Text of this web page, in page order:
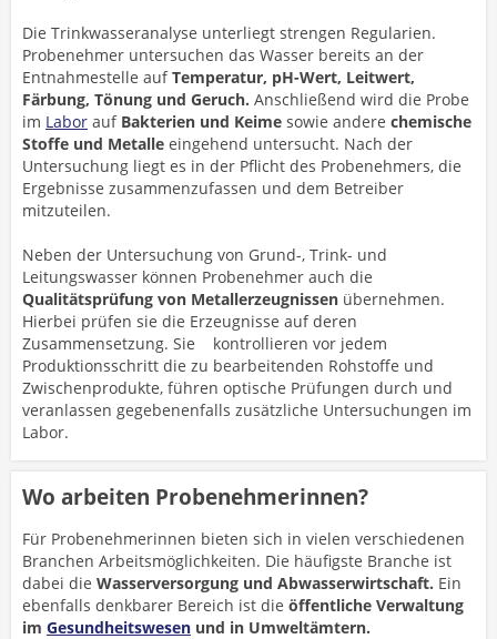
Die Trinkwasseranalyse unterliegt strengen Regularien.
Probenehmer untersuchen das Wasser bereits an der
Entnahmestelle aufTemperatur, pH-Wert, Leitwert,
Färbung, Tönung und Geruch. Anschließend wird die Probe
im Labor auf Bakterien und Keime sowie andere chemische
Stoffe und Metalle eingehend untersucht. Nach der
Untersuchung liegt es in der Pflicht des Probenehmers, die
Ergebnisse zusammenzufassen und dem Betreiber
mitzuteilen.
Neben der Untersuchung von Grund-, Trink- und
Leitungswasser können Probenehmer auch die
Qualitätsprüfung von Metallerzeugnissen übernehmen.
Hierbei prüfen sie die Erzeugnisse auf deren
Zusammensetzung. Sie kontrollieren vor jedem
Produktionsschritt die zu bearbeitenden Rohstoffe und
Zwischenprodukte, führen optische Prüfungen durch und
veranlassen gegebenenfalls zusätzliche Untersuchungen im
Labor.
Wo arbeiten Probenehmerinnen?
Für Probenehmerinnen bieten sich in vielen verschiedenen
Branchen Arbeitsmöglichkeiten. Die häufigste Branche ist
dabei die Wasserversorgung und Abwasserwirtschaft. Ein
ebenfalls denkbarer Bereich ist die öffentliche Verwaltung
im Gesundheitswesen und in Umweltämtern.